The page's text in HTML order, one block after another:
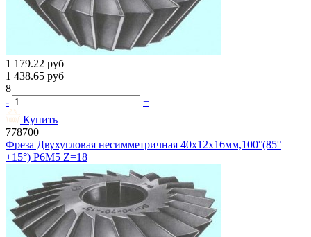
1 179.22 руб
1 438.65 руб
8
-
+
Купить
778700
Фреза Двухугловая несимметричная 40х12х16мм,100°(85°
+15°) Р6М5 Z=18